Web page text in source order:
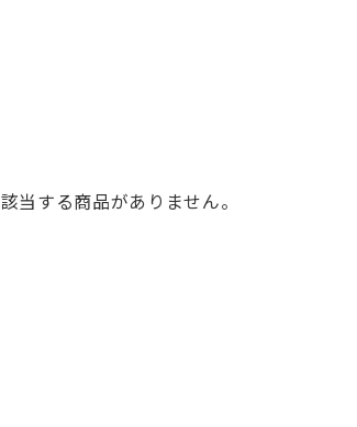
該当する商品がありません。